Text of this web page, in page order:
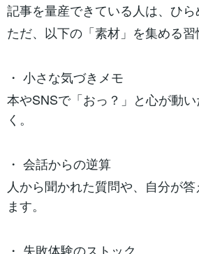
記事を量産できている人は、ひら
ただ、以下の「素材」を集める習
・ 小さな気づきメモ
本やSNSで「おっ？」と心が動
く。
・ 会話からの逆算
人から聞かれた質問や、自分が
ます。
・ 失敗体験のストック